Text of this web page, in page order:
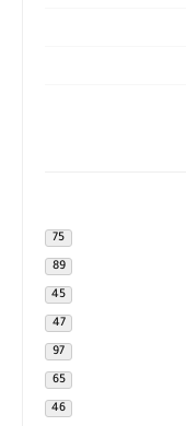
75
89
45
47
97
65
46